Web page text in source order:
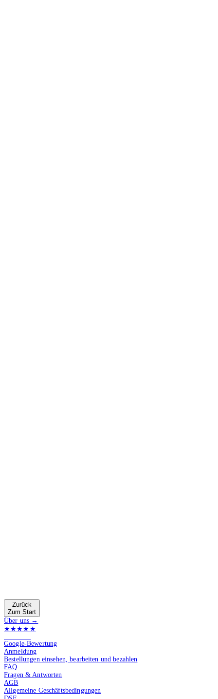
Zurück
Zum Start
Über uns →
★★★★★
Google-Bewertung
Anmeldung
Bestellungen einsehen, bearbeiten und bezahlen
FAQ
Fragen & Antworten
AGB
Allgemeine Geschäftsbedingungen